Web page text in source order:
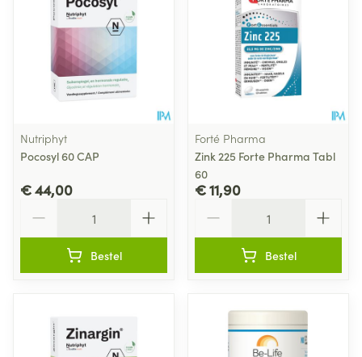
Nutriphyt
Pocosyl 60 CAP
€ 44,00
Bestel
Forté Pharma
Zink 225 Forte Pharma Tabl
60
€ 11,90
Bestel